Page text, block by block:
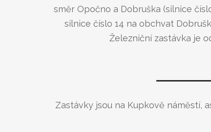
směr Opočno a Dobruška (silnice
silnice číslo 14 na obchvat
Železniční zastávka je
Zastávky jsou na Kupkově náměstí,